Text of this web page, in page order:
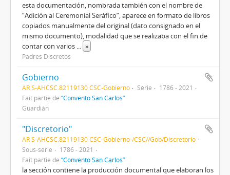
esta documentación, nombrada también con el nombre de
“Adición al Ceremonial Seráfico”, aparece en formato de libros
copiados manualmente del original (dato consignado en el
mismo documento), modalidad que se realizaba con el fin de
contar con varios ... »
Padres Discretos
Gobierno
AR S-AHCSC.82119130 CSC-Gobierno Série
1786 - 2021
Fait partie de “Convento San Carlos”
Guardián
"Discretorio"
AR S-AHCSC.82119130 CSC-Gobierno-/CSC//Gob/Discretorio
Sous-série
1786 - 2021
Fait partie de “Convento San Carlos”
la sección contiene la producción documental que elaboran los